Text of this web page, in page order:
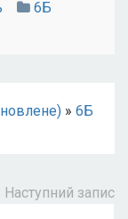
6Б
» 6Б
Наступний запис